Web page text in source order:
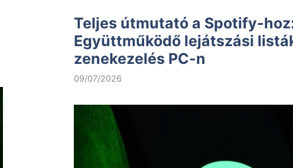
Teljes útmutató a Spotify-
Együttműködő lejátszási
zenekezelés PC-n
09/07/2026